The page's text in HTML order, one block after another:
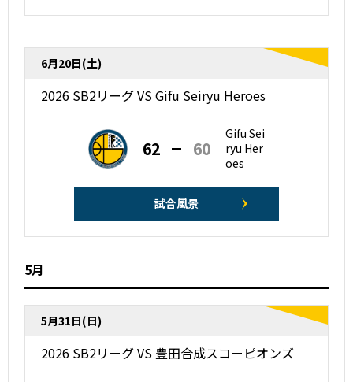
6月20日(土)
2026 SB2リーグ VS Gifu Seiryu Heroes
62 60
Gifu Sei
ryu Her
oes
試合風景
5月
5月31日(日)
2026 SB2リーグ VS 豊田合成スコーピオンズ